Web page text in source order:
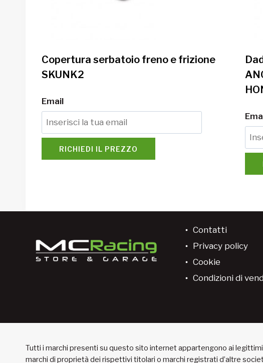
Copertura serbatoio freno e frizione
SKUNK2
Email
RICHIEDI IL PREZZO
Contatti
Privacy policy
Cookie
Condizioni di
Tutti i marchi presenti su questo sito internet appartengono ai
marchi di proprietà dei rispettivi titolari o marchi registrati d’altre